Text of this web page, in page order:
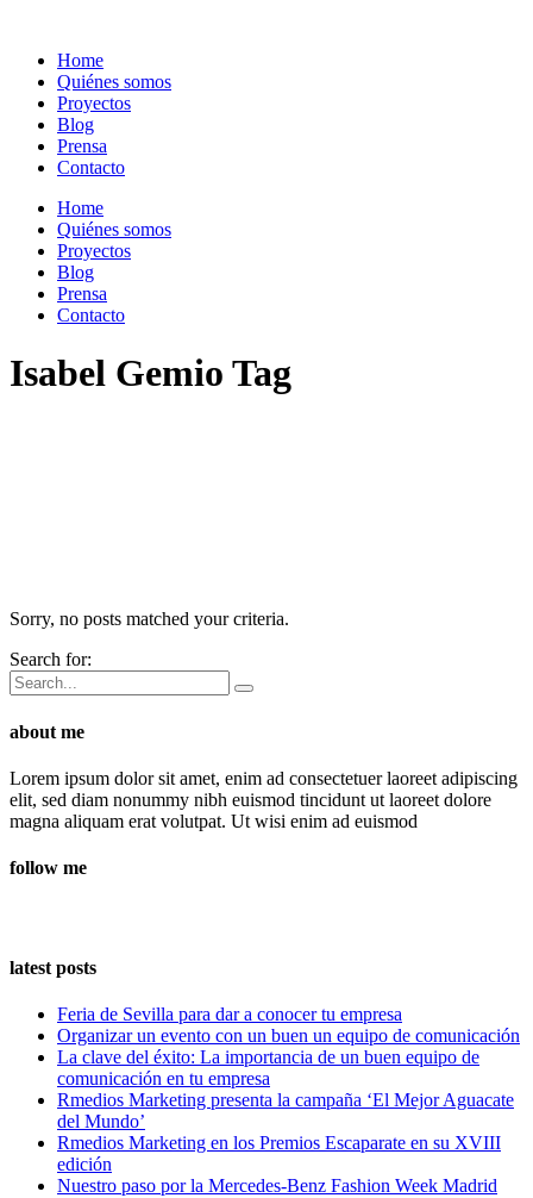
Home
Quiénes somos
Proyectos
Blog
Prensa
Contacto
Home
Quiénes somos
Proyectos
Blog
Prensa
Contacto
Isabel Gemio Tag
Sorry, no posts matched your criteria.
Search for:
about me
Lorem ipsum dolor sit amet, enim ad consectetuer laoreet adipiscing
elit, sed diam nonummy nibh euismod tincidunt ut laoreet dolore
magna aliquam erat volutpat. Ut wisi enim ad euismod
follow me
latest posts
Feria de Sevilla para dar a conocer tu empresa
Organizar un evento con un buen un equipo de comunicación
La clave del éxito: La importancia de un buen equipo de
comunicación en tu empresa
Rmedios Marketing presenta la campaña ‘El Mejor Aguacate
del Mundo’
Rmedios Marketing en los Premios Escaparate en su XVIII
edición
Nuestro paso por la Mercedes-Benz Fashion Week Madrid